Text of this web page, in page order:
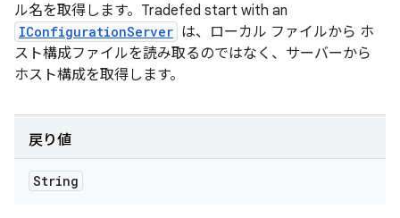
ル名を取得します。Tradefed start with an
IConfigurationServer は、ローカル ファイルから ホ
スト構成ファイルを読み取るのではなく、サーバーから
ホスト構成を取得します。
戻り値
String